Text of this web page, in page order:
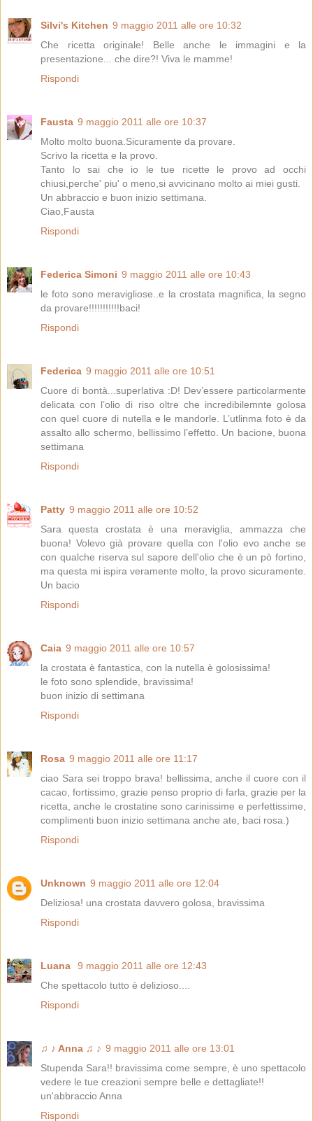
Silvi's Kitchen 9 maggio 2011 alle ore 10:32
Che ricetta originale! Belle anche le immagini e la
presentazione... che dire?! Viva le mamme!
Rispondi
Fausta 9 maggio 2011 alle ore 10:37
Molto molto buona.Sicuramente da provare.
Scrivo la ricetta e la provo.
Tanto lo sai che io le tue ricette le provo ad occhi
chiusi,perche' piu' o meno,si avvicinano molto ai miei gusti.
Un abbraccio e buon inizio settimana.
Ciao,Fausta
Rispondi
Federica Simoni 9 maggio 2011 alle ore 10:43
le foto sono meravigliose..e la crostata magnifica, la segno
da provare!!!!!!!!!!!baci!
Rispondi
Federica 9 maggio 2011 alle ore 10:51
Cuore di bontà...superlativa :D! Dev’essere particolarmente
delicata con l’olio di riso oltre che incredibilemnte golosa
con quel cuore di nutella e le mandorle. L’utlinma foto è da
assalto allo schermo, bellissimo l’effetto. Un bacione, buona
settimana
Rispondi
Patty 9 maggio 2011 alle ore 10:52
Sara questa crostata è una meraviglia, ammazza che
buona! Volevo già provare quella con l'olio evo anche se
con qualche riserva sul sapore dell'olio che è un pò fortino,
ma questa mi ispira veramente molto, la provo sicuramente.
Un bacio
Rispondi
Caia 9 maggio 2011 alle ore 10:57
la crostata è fantastica, con la nutella è golosissima!
le foto sono splendide, bravissima!
buon inizio di settimana
Rispondi
Rosa 9 maggio 2011 alle ore 11:17
ciao Sara sei troppo brava! bellissima, anche il cuore con il
cacao, fortissimo, grazie penso proprio di farla, grazie per la
ricetta, anche le crostatine sono carinissime e perfettissime,
complimenti buon inizio settimana anche ate, baci rosa.)
Rispondi
Unknown 9 maggio 2011 alle ore 12:04
Deliziosa! una crostata davvero golosa, bravissima
Rispondi
Luana
9 maggio 2011 alle ore 12:43
Che spettacolo tutto è delizioso....
Rispondi
♫ ♪ Anna ♫ ♪ 9 maggio 2011 alle ore 13:01
Stupenda Sara!! bravissima come sempre, è uno spettacolo
vedere le tue creazioni sempre belle e dettagliate!!
un'abbraccio Anna
Rispondi